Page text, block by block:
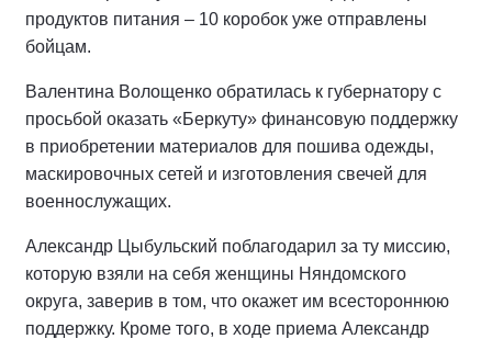
продуктов питания – 10 коробок уже отправлены
бойцам.
Валентина Волощенко обратилась к губернатору с
просьбой оказать «Беркуту» финансовую поддержку
в приобретении материалов для пошива одежды,
маскировочных сетей и изготовления свечей для
военнослужащих.
Александр Цыбульский поблагодарил за ту миссию,
которую взяли на себя женщины Няндомского
округа, заверив в том, что окажет им всестороннюю
поддержку. Кроме того, в ходе приема Александр